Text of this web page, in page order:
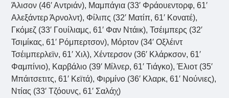
Άλισον (46′ Αντριάν), Μαμπάγια (33′ Φράουεντορφ, 61′
Αλεξάντερ Άρνολντ), Φίλιπς (32′ Ματίπ, 61′ Κονατέ),
Γκόμεζ (33′ Γουίλιαμς, 61′ Φαν Ντάικ), Τσέιμπερς (32′
Τσιμίκας, 61′ Ρόμπερτσον), Μόρτον (34′ Οξλέιντ
Τσέιμπερλεϊν, 61′ Χιλ), Χέντερσον (36′ Κλάρκσον, 61′
Φαμπίνιο), Καρβάλιο (39′ Μίλνερ, 61′ Τιάγκο), Έλιοτ (35′
Μπάιτσετιτς, 61′ Κεϊτά), Φιρμίνο (36′ Κλαρκ, 61′ Νούνιες),
Ντίας (33′ Τζόουνς, 61′ Σαλάχ)